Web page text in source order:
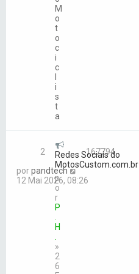
M
o
t
o
c
i
c
i
s
t
a
Redes Sociais do
MotosCustom.com.br
p
o
r
P
H
»
2
6
2
167794
porpandtech
12 Mai 2026, 08:26